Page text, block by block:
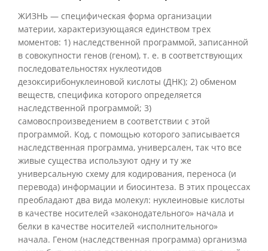
ЖИЗНЬ — специфическая форма организации
материи, характеризующаяся единством трех
моментов: 1) наследственной программой, записанной
в совокупности генов (геном), т. е. в соответствующих
последовательностях нуклеотидов
дезоксирибонуклеиновой кислоты (ДНК); 2) обменом
веществ, специфика которого определяется
наследственной программой; 3)
самовоспроизведением в соответствии с этой
программой. Код, с помощью которого записывается
наследственная программа, универсален, так что все
живые существа используют одну и ту же
универсальную схему для кодирования, переноса (и
перевода) информации и биосинтеза. В этих процессах
преобладают два вида молекул: нуклеиновые кислоты
в качестве носителей «законодательного» начала и
белки в качестве носителей «исполнительного»
начала. Геном (наследственная программа) организма